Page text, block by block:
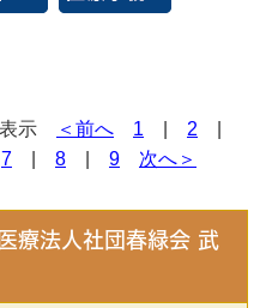
表示 ＜前へ 1 2
7 8 9 次へ＞
療法人社団春緑会 武